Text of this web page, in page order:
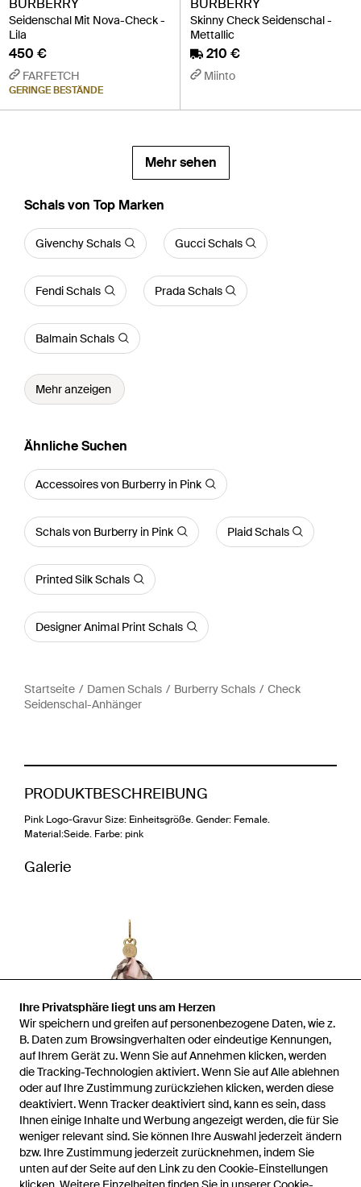
Ihre Privatsphäre liegt uns am Herzen
Wir speichern und greifen auf personenbezogene Daten, wie z.
B. Daten zum Browsingverhalten oder eindeutige Kennungen,
auf Ihrem Gerät zu. Wenn Sie auf Annehmen klicken, werden
die Tracking-Technologien aktiviert. Wenn Sie auf Alle ablehnen
oder auf Ihre Zustimmung zurückziehen klicken, werden diese
deaktiviert. Wenn Tracker deaktiviert sind, kann es sein, dass
Ihnen einige Inhalte und Werbung angezeigt werden, die für Sie
weniger relevant sind. Sie können Ihre Auswahl jederzeit ändern
bzw. Ihre Zustimmung jederzeit zurücknehmen, indem Sie
unten auf der Seite auf den Link zu den Cookie-Einstellungen
Seidenschal Mit Nova-Check -
Lila
450 €
FARFETCH
GERINGE BESTÄNDE
Skinny Check Seidenschal -
Mettallic
210 €
Miinto
Mehr sehen
Schals von Top Marken
Givenchy Schals Gucci Schals
Fendi Schals Prada Schals
Balmain Schals
Mehr anzeigen
Ähnliche Suchen
Accessoires von Burberry in Pink
Schals von Burberry in Pink Plaid Schals
Printed Silk Schals
Designer Animal Print Schals
Startseite Damen Schals Burberry Schals
Check
Seidenschal-Anhänger
PRODUKTBESCHREIBUNG
Pink Logo-Gravur Size: Einheitsgröße. Gender: Female.
Material:Seide. Farbe: pink
Galerie
1